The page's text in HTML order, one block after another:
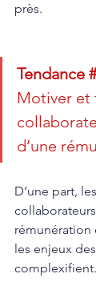
près.
Tendance
Motiver et
d’une
D’une part,
rémunération
les enjeux
complexifient.